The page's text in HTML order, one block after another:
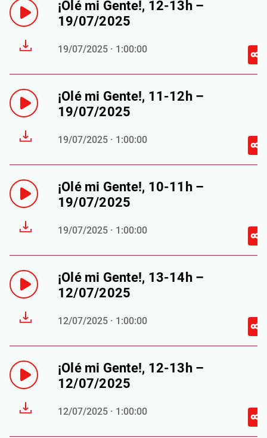
¡Olé mi Gente!, 12-13h –
19/07/2025
19/07/2025 · 1:00:00
¡Olé mi Gente!, 11-12h –
19/07/2025
19/07/2025 · 1:00:00
¡Olé mi Gente!, 10-11h –
19/07/2025
19/07/2025 · 1:00:00
¡Olé mi Gente!, 13-14h –
12/07/2025
12/07/2025 · 1:00:00
¡Olé mi Gente!, 12-13h –
12/07/2025
12/07/2025 · 1:00:00